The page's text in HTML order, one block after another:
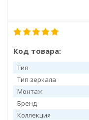
Код товара:
Тип
Тип зеркала
Монтаж
Бренд
Коллекция